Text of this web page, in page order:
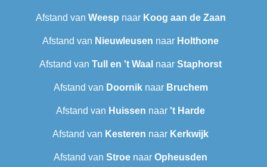
Afstand van Weesp naar Koog aan de Zaan
Afstand van Nieuwleusen naar Holthone
Afstand van Tull en 't Waal naar Staphorst
Afstand van Doorniknaar Bruchem
Afstand van Huissen naar 't Harde
Afstand van Kesteren naar Kerkwijk
Afstand van Stroe naar Opheusden